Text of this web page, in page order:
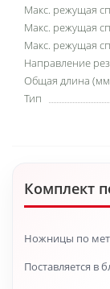
Макс. режущая
Макс. режущая
Макс. режущая
Направление
Общая длина
Тип
Комплект
Ножницы по
Поставляется в